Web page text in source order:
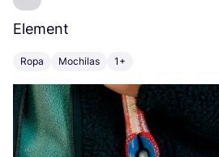
Element
Ropa Mochilas 1+